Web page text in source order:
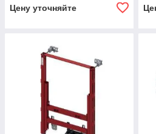
Цену уточняйте